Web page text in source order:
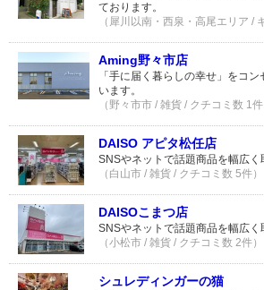
ております。
（犀川以南・西泉・高尾エリア /
Aming野々市店
「手に届く暮らしの幸せ」をコ
います。
（野々市市 / 雑貨 / クチコミ数 1件
DAISO アピタ松任店
SNSやネットで話題商品を幅広く
（白山市 / 雑貨 / クチコミ数 5件）
DAISOこまつ店
SNSやネットで話題商品を幅広く
（小松市 / 雑貨 / クチコミ数 2件）
シュレディンガーの猫